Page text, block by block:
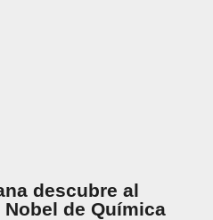
descubre al
de Química